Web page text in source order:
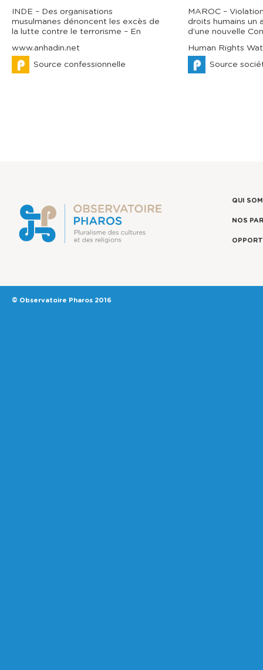
INDE – Des organisations
musulmanes dénoncent les excès de
la lutte contre le terrorisme – En
www.anhadin.net
Source confessionnelle
MAROC –
droits humains un
d’une nouvelle
Human Rights
Source
QUI
NOS
© Observatoire Pharos 2016